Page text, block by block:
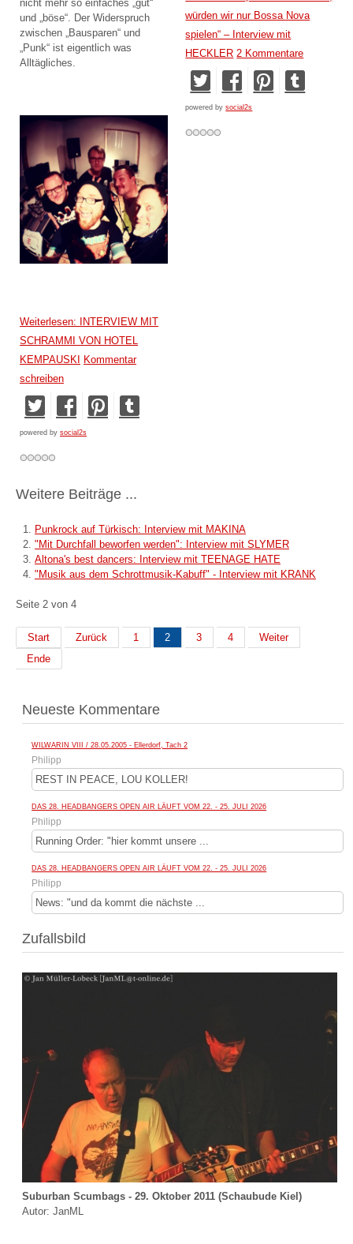
nicht mehr so einfaches „gut“
und „böse“. Der Widerspruch
zwischen „Bausparen“ und
„Punk“ ist eigentlich was
Alltägliches.
Weiterlesen: INTERVIEW MIT
SCHRAMMI VON HOTEL
KEMPAUSKI
Kommentar
schreiben
powered by social2s
würden wir nur Bossa Nova
spielen“ – Interview mit
HECKLER 2 Kommentare
powered bysocial2s
Weitere Beiträge ...
Punkrock auf Türkisch: Interview mit MAKINA
"Mit Durchfall beworfen werden": Interview mit SLYMER
Altona's best dancers: Interview mit TEENAGE HATE
"Musik aus dem Schrottmusik-Kabuff" - Interview mit KRANK
Seite 2 von 4
Start Zurück 1 2 3 4
Weiter
Ende
Neueste Kommentare
WILWARIN VIII / 28.05.2005 - Ellerdorf, Tach 2
Philipp
REST IN PEACE, LOU KOLLER!
DAS 28. HEADBANGERS OPEN AIR LÄUFT VOM 22. - 25. JULI 2026
Philipp
Running Order: "hier kommt unsere ...
DAS 28. HEADBANGERS OPEN AIR LÄUFT VOM 22. - 25. JULI 2026
Philipp
News: "und da kommt die nächste ...
Zufallsbild
Suburban Scumbags - 29. Oktober 2011 (Schaubude Kiel)
Autor: JanML